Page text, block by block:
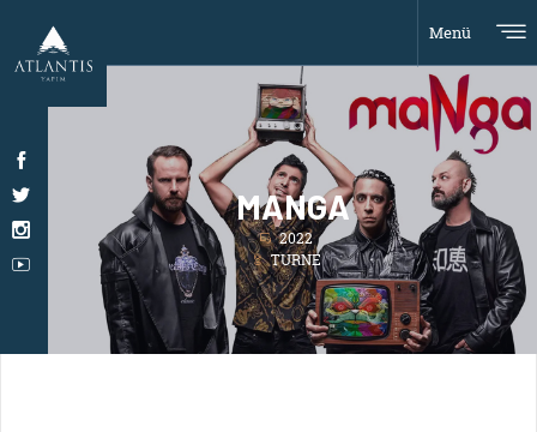
Menü
MANGA
2022
TURNE